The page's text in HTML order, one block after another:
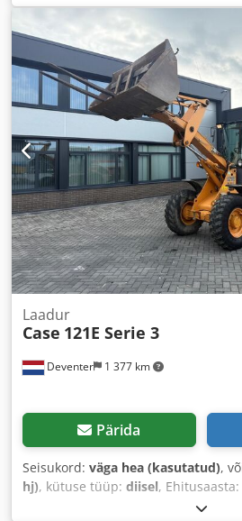
Deventer 1 377 km
Laadur
Case 121E Serie 3
Pärida
Seisukord: väga hea (kasutatud),
hj), kütuse tüüp: diisel, Ehitusaasta: